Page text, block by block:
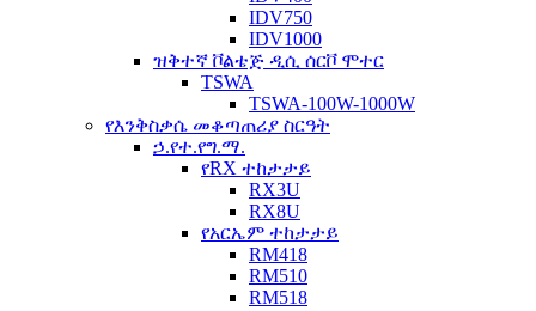
IDV750
IDV1000
ዝቅተኛ ቮልቴጅ ዲሲ ሰርቮ ሞተር
TSWA
TSWA-100W-1000W
የእንቅስቃሴ መቆጣጠሪያ ስርዓት
ኃ.የተ.የግ.ማ.
የRX ተከታታይ
RX3U
RX8U
የአርኤም ተከታታይ
RM418
RM510
RM518